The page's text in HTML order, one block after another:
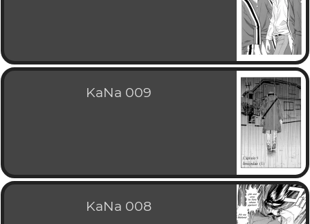
KaNa 009
KaNa 008